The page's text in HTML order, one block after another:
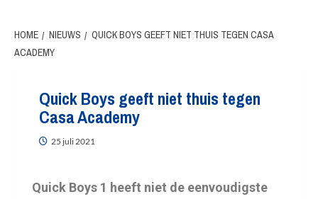
HOME NIEUWS
QUICK BOYS GEEFT NIET THUIS TEGEN CASA
ACADEMY
Quick Boys geeft niet thuis tegen
Casa Academy
25 juli 2021
Quick Boys 1 heeft niet de eenvoudigste